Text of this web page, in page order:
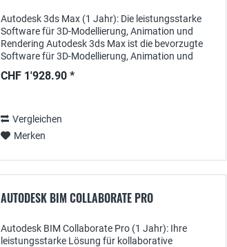
Autodesk 3ds Max (1 Jahr): Die leistungsstarke
Software für 3D-Modellierung, Animation und
Rendering Autodesk 3ds Max ist die bevorzugte
Software für 3D-Modellierung, Animation und
und...
CHF 1'928.90 *
Vergleichen
Merken
AUTODESK BIM COLLABORATE PRO
Autodesk BIM Collaborate Pro (1 Jahr): Ihre
leistungsstarke Lösung für kollaborative